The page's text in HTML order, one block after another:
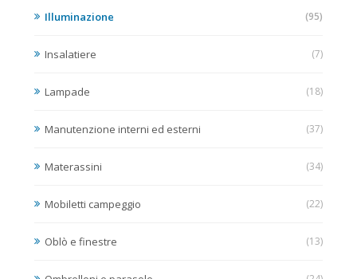
Illuminazione (95)
Insalatiere (7)
Lampade (18)
Manutenzione interni ed esterni (37)
Materassini (34)
Mobiletti campeggio (22)
Oblò e finestre (13)